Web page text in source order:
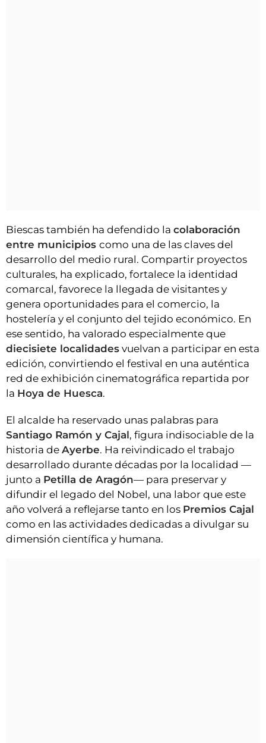
Biescas también ha defendido la colaboración
entre municipios como una de las claves del
desarrollo del medio rural. Compartir proyectos
culturales, ha explicado, fortalece la identidad
comarcal, favorece la llegada de visitantes y
genera oportunidades para el comercio, la
hostelería y el conjunto del tejido económico. En
ese sentido, ha valorado especialmente que
diecisiete localidades vuelvan a participar en esta
edición, convirtiendo el festival en una auténtica
red de exhibición cinematográfica repartida por
la Hoya de Huesca.
El alcalde ha reservado unas palabras para
Santiago Ramón y Cajal, figura indisociable de la
historia de Ayerbe. Ha reivindicado el trabajo
desarrollado durante décadas por la localidad —
junto a Petilla de Aragón— para preservar y
difundir el legado del Nobel, una labor que este
año volverá a reflejarse tanto en los Premios Cajal
como en las actividades dedicadas a divulgar su
dimensión científica y humana.